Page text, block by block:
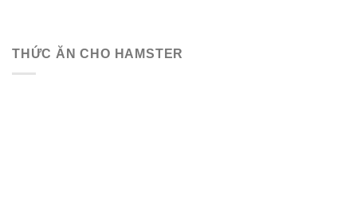
THỨC ĂN CHO HAMSTER